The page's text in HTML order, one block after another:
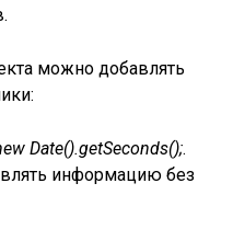
можно добавлять
Date().getSeconds();.
информацию без